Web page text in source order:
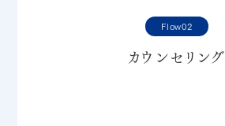
Flow02
カウンセリング